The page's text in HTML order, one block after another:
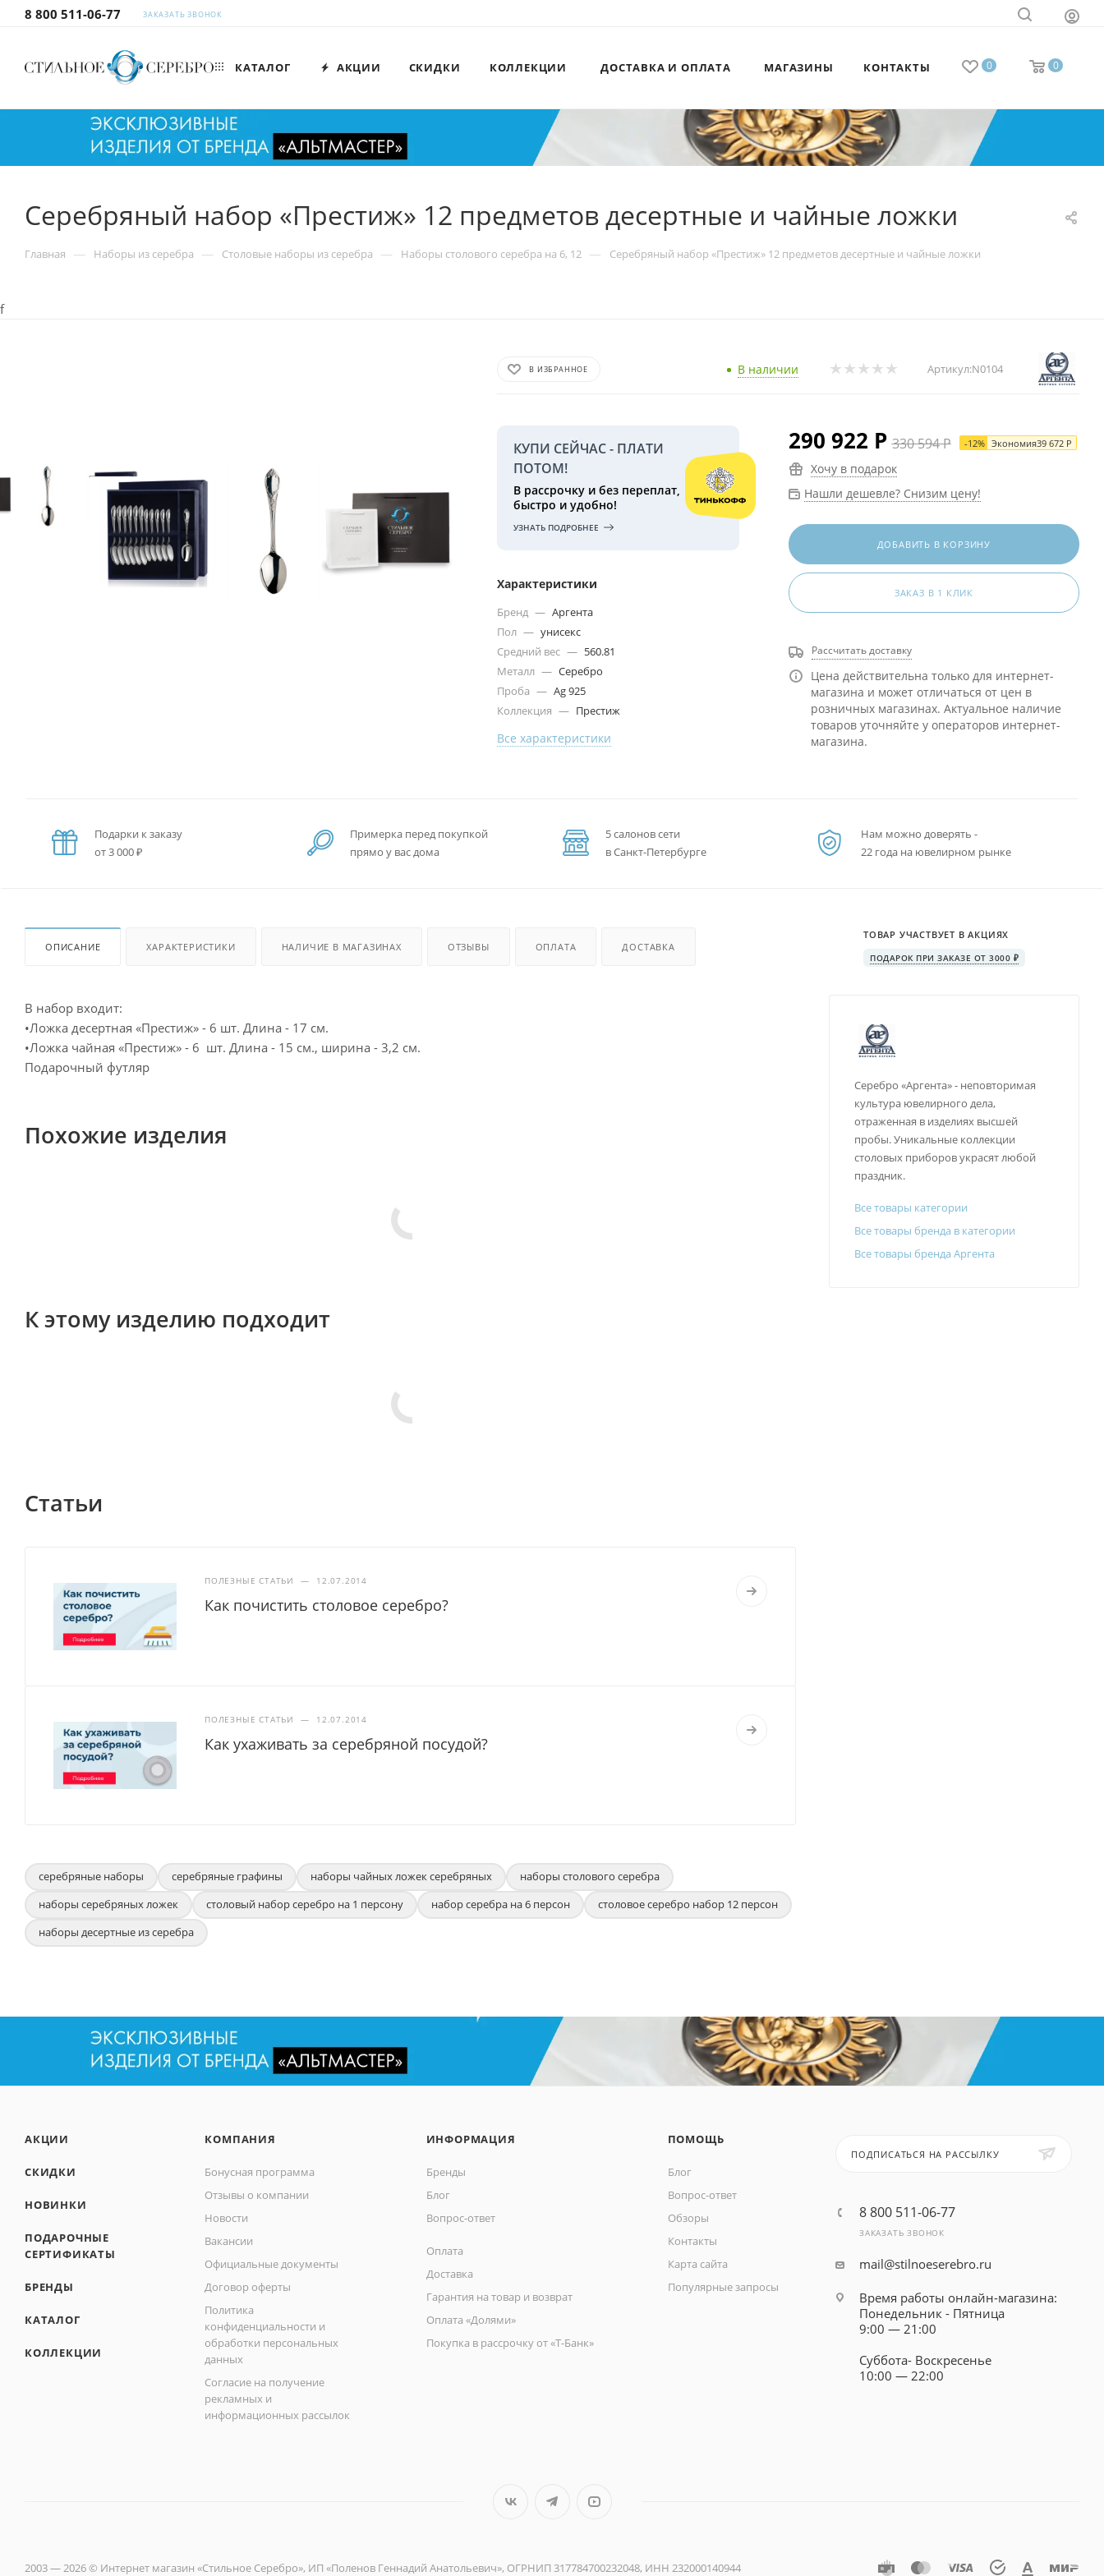
8 800 511-06-77 ЗАКАЗАТЬ ЗВОНОК
0 0
КАТАЛОГ АКЦИИ СКИДКИ КОЛЛЕКЦИИ ДОСТАВКА И ОПЛАТА МАГАЗИНЫ КОНТАКТЫ
Серебряный набор «Престиж» 12 предметов десертные и чайные ложки
Главная — Наборы из серебра — Столовые наборы из серебра — Наборы столового серебра на 6, 12 — Серебряный набор «Престиж» 12 предметов десертные и чайные ложки
f
В ИЗБРАННОЕ В наличии Артикул:N0104
КУПИ СЕЙЧАС - ПЛАТИ
ПОТОМ!
В рассрочку и без переплат,
быстро и удобно!
УЗНАТЬ ПОДРОБНЕЕ
Характеристики
Бренд — Аргента
Пол — унисекс
Средний вес — 560.81
Металл — Серебро
Проба — Ag 925
Коллекция — Престиж
Все характеристики
290 922 Р 330 594Р -12% Экономия39 672Р
Хочу в подарок
Нашли дешевле? Снизим цену!
ДОБАВИТЬ В КОРЗИНУ
ЗАКАЗ В 1 КЛИК
Рассчитать доставку
Цена действительна только для интернет-
магазина и может отличаться от цен в
розничных магазинах. Актуальное наличие
товаров уточняйте у операторов интернет-
магазина.
Подарки к заказу
от 3 000 ₽
Примерка перед покупкой
прямо у вас дома
5 салонов сети
в Санкт-Петербурге
Нам можно доверять -
22 года на ювелирном рынке
ОПИСАНИЕ ХАРАКТЕРИСТИКИ НАЛИЧИЕ В МАГАЗИНАХ ОТЗЫВЫ ОПЛАТА ДОСТАВКА
В набор входит:
•Ложка десертная «Престиж» - 6 шт. Длина - 17 см.
•Ложка чайная «Престиж» - 6 шт. Длина - 15 см., ширина - 3,2 см.
Подарочный футляр
Похожие изделия
К этому изделию подходит
Статьи
ПОЛЕЗНЫЕ СТАТЬИ — 12.07.2014
Как почистить столовое серебро?
ПОЛЕЗНЫЕ СТАТЬИ — 12.07.2014
Как ухаживать за серебряной посудой?
серебряные наборы серебряные графины наборы чайных ложек серебряных
наборы столового серебра
наборы серебряных ложек
столовый набор серебро на 1 персону набор серебра на 6 персон
столовое серебро набор 12 персон
наборы десертные из серебра
ТОВАР УЧАСТВУЕТ В АКЦИЯХ
ПОДАРОК ПРИ ЗАКАЗЕ ОТ 3000 ₽
Серебро «Аргента» - неповторимая
культура ювелирного дела,
отраженная в изделиях высшей
пробы. Уникальные коллекции
столовых приборов украсят любой
праздник.
Все товары категории
Все товары бренда в категории
Все товары бренда Аргента
АКЦИИ
СКИДКИ
НОВИНКИ
ПОДАРОЧНЫЕ
СЕРТИФИКАТЫ
БРЕНДЫ
КАТАЛОГ
КОЛЛЕКЦИИ
КОМПАНИЯ
Бонусная программа
Отзывы о компании
Новости
Вакансии
Официальные документы
Договор оферты
Политика
конфиденциальности и
обработки персональных
данных
Согласие на получение
рекламных и
информационных рассылок
ИНФОРМАЦИЯ
Бренды
Блог
Вопрос-ответ
Оплата
Доставка
Гарантия на товар и возврат
Оплата «Долями»
Покупка в рассрочку от «Т-Банк»
ПОМОЩЬ
Блог
Вопрос-ответ
Обзоры
Контакты
Карта сайта
Популярные запросы
ПОДПИСАТЬСЯ НА РАССЫЛКУ
8 800 511-06-77
ЗАКАЗАТЬ ЗВОНОК
mail@stilnoeserebro.ru
Время работы онлайн-магазина:
Понедельник - Пятница
9:00 — 21:00
Суббота- Воскресенье
10:00 — 22:00
2003 — 2026 © Интернет магазин «Стильное Серебро», ИП «Поленов Геннадий Анатольевич», ОГРНИП 317784700232048, ИНН 232000140944